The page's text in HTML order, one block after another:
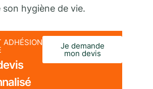
son hygiène de vie.
ADHÉSION Je demande
mon devis